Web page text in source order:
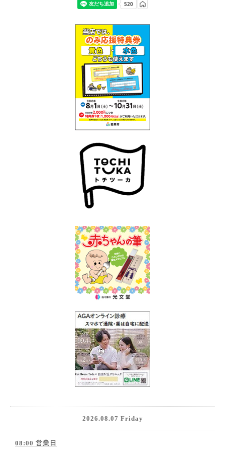
2026.08.07 Friday
08:00 営業日